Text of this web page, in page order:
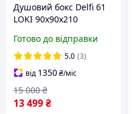
Душовий бокс Delfi 61
LOKI 90x90x210
тоноване скло
Готово до відправки
5.0 (3)
від 1350₴/міс
13 499₴
15 000 ₴